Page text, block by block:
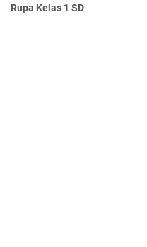
Rupa Kelas 1 SD